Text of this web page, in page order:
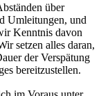
über
Umleitungen, und
Kenntnis davon
setzen alles daran,
der Verspätung
bereitzustellen.